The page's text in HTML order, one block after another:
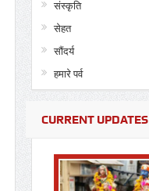
संस्कृति
सेहत
सौंदर्य
हमारे पर्व
CURRENT UPDATES